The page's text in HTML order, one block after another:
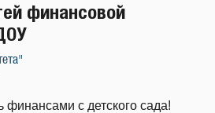
финансовой
финансами с детского сада!